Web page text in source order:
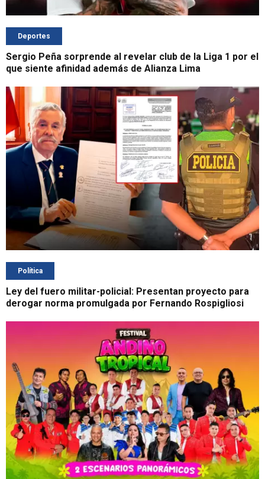
Deportes
Sergio Peña sorprende al revelar club de la Liga 1 por el
que siente afinidad además de Alianza Lima
Política
Ley del fuero militar-policial: Presentan proyecto para
derogar norma promulgada por Fernando Rospigliosi